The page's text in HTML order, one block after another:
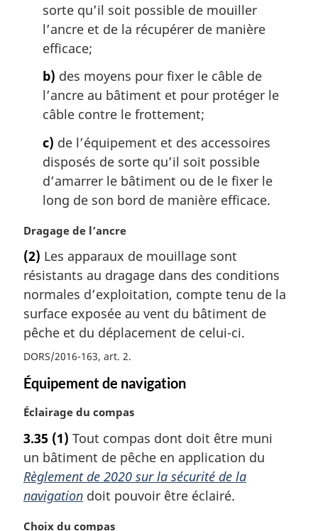
sorte qu’il soit possible de mouiller
l’ancre et de la récupérer de manière
efficace;
b) des moyens pour fixer le câble de
l’ancre au bâtiment et pour protéger le
câble contre le frottement;
c) de l’équipement et des accessoires
disposés de sorte qu’il soit possible
d’amarrer le bâtiment ou de le fixer le
long de son bord de manière efficace.
N
t
e
m
a
g
i
a
e
:
Dragage de l’ancre
(2) Les apparaux de mouillage sont
résistants au dragage dans des conditions
normales d’exploitation, compte tenu de la
surface exposée au vent du bâtiment de
pêche et du déplacement de celui-ci.
DORS/2016-163, art. 2
Équipement de navigation
N
t
e
m
a
r
g
Éclairage du compas
3.35 (1) Tout compas dont doit être muni
un bâtiment de pêche en application du
Règlement de 2020 sur la sécurité de la
navigation doit pouvoir être éclairé.
N
Choix du compas